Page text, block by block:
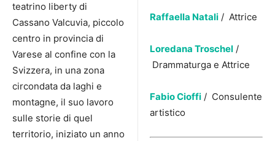
teatrino liberty di
Cassano Valcuvia, piccolo
centro in provincia di
Varese al confine con la
Svizzera, in una zona
circondata da laghi e
montagne, il suo lavoro
sulle storie di quel
territorio, iniziato un anno
Raffaella Natali / Attrice
Loredana Troschel /
Drammaturga e Attrice
Fabio Cioffi / Consulente
artistico